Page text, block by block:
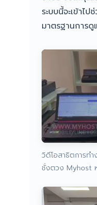
ระบบนี้จะเข้
มาตรฐานการ
วิดีโอสาธิตการทำ
ชั่งตวง Myhost